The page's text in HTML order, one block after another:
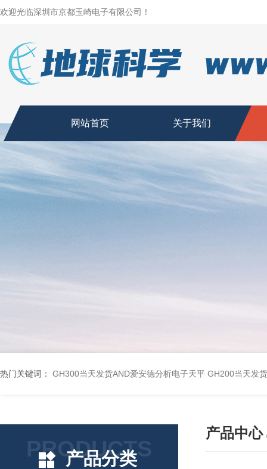
欢迎光临深圳市京都玉崎电子有限公司！
网站首页 关于我们
热门关键词： GH300当天发货AND爱安德分析电子天平 GH200当天发
PRODUCTS
产品分类
产品中心